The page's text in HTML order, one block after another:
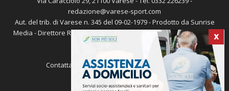
X
redazione@varese-sport.com
Aut. del trib. di Varese n. 345 del 09-02-1979 - Prodotto da Sunrise
Media - Direttore Responsabile: Michele Marocco -Cookie policy
Pubblicità
Contattaci: redazione@varese-sport.com